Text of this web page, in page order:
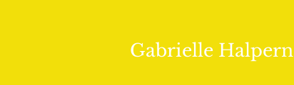
Gabrielle Halpern